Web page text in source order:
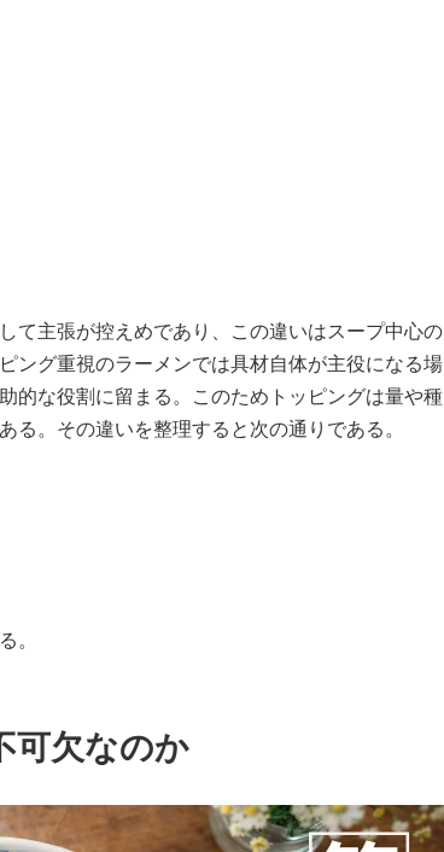
て主張が控えめであり、この違いはスープ中心の
ング重視のラーメンでは具材自体が主役になる場
的な役割に留まる。このためトッピングは量や種
る。その違いを整理すると次の通りである。
。
可欠なのか